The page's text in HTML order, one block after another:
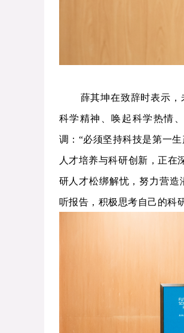
薛其坤在致辞时表示
科学精神、唤起科学热情
调：“必须坚持科技是第一
人才培养与科研创新，正在
研人才松绑解忧，努力营造
听报告，积极思考自己的科